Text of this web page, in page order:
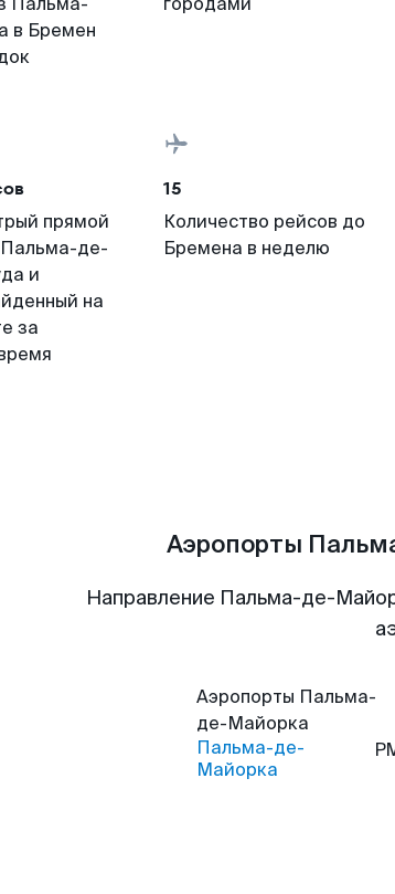
в Бремен
прямой
Пальма-де-
и
на
за
15
Количество рейсов до
Бремена в неделю
Аэропорты
Направление Пальма-де-
Аэропорты Пальма-
де-Майорка
Пальма-де-
Майорка